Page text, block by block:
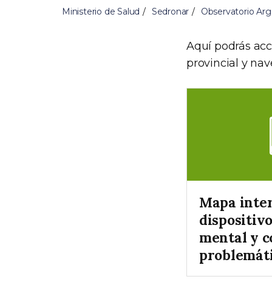
Ministerio de Salud Sedronar Observatorio
Aquí podrás
provincial y
Mapa
mental y